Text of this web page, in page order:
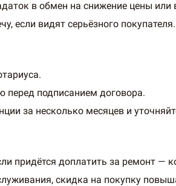
в обмен на снижение цены
если видят серьёзного покупателя.
подписанием договора.
за несколько месяцев и
придётся доплатить за ремонт —
скидка на покупку